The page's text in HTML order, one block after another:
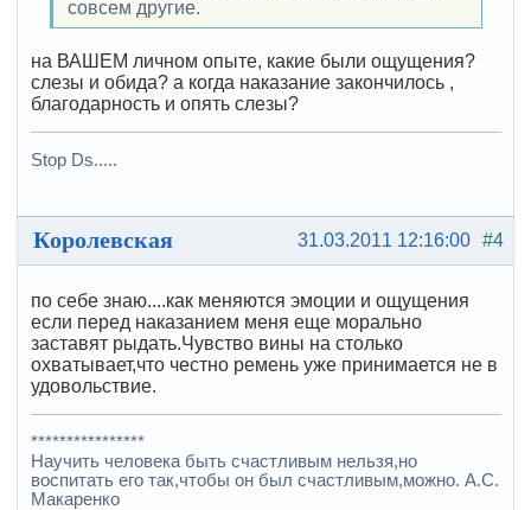
совсем другие.
на ВАШЕМ личном опыте, какие были ощущения?
слезы и обида? а когда наказание закончилось ,
благодарность и опять слезы?
Stop Ds.....
#4
31.03.2011 12:16:00
Королевская
по себе знаю....как меняются эмоции и ощущения
если перед наказанием меня еще морально
заставят рыдать.Чувство вины на столько
охватывает,что честно ремень уже принимается не в
удовольствие.
****************
Научить человека быть счастливым нельзя,но
воспитать его так,чтобы он был счастливым,можно. А.С.
Макаренко